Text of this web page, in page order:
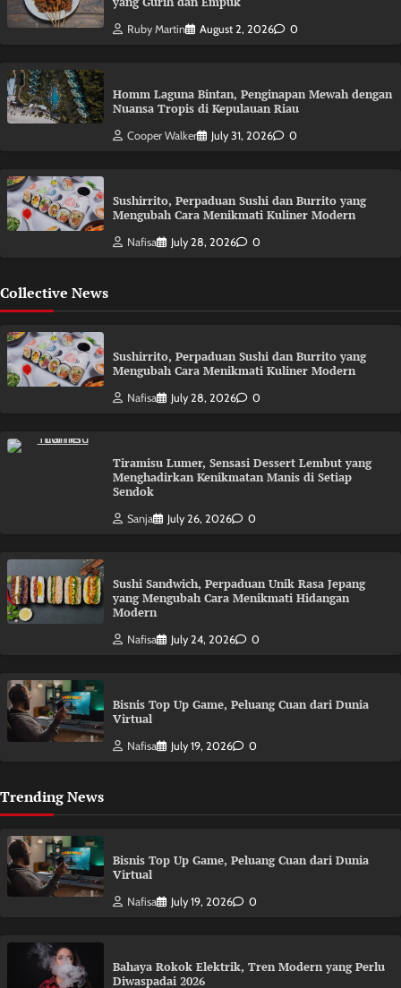
Ruby Martin August 2, 2026 0
Homm Laguna Bintan, Penginapan Mewah dengan
Nuansa Tropis di Kepulauan Riau
Cooper Walker July 31, 2026 0
Sushirrito, Perpaduan Sushi dan Burrito yang
Mengubah Cara Menikmati Kuliner Modern
Nafisa July 28, 2026 0
Collective News
Sushirrito, Perpaduan Sushi dan Burrito yang
Mengubah Cara Menikmati Kuliner Modern
Nafisa July 28, 2026 0
Tiramisu Lumer, Sensasi Dessert Lembut yang
Menghadirkan Kenikmatan Manis di Setiap
Sendok
Sanja July 26, 2026 0
Sushi Sandwich, Perpaduan Unik Rasa Jepang
yang Mengubah Cara Menikmati Hidangan
Modern
Nafisa July 24, 2026 0
Bisnis Top Up Game, Peluang Cuan dari Dunia
Virtual
Nafisa July 19, 2026 0
Trending News
Bisnis Top Up Game, Peluang Cuan dari Dunia
Virtual
Nafisa July 19, 2026 0
Bahaya Rokok Elektrik, Tren Modern yang Perlu
Diwaspadai 2026